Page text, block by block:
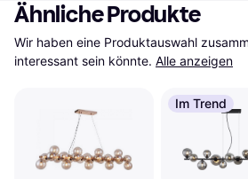
Ähnliche Produkte
Wir haben eine Produktauswahl
interessant sein könnte. Alle anzeigen
Im Trend